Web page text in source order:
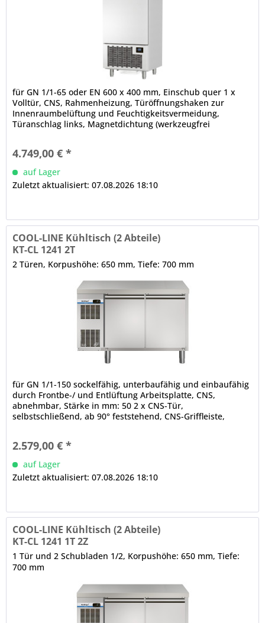
für GN 1/1-65 oder EN 600 x 400 mm, Einschub quer 1 x
Volltür, CNS, Rahmenheizung, Türöffnungshaken zur
Innenraumbelüftung und Feuchtigkeitsvermeidung,
Türanschlag links, Magnetdichtung (werkzeugfrei
des Zyklus, Warnsignale bei Fehlfunktion
Standardprogramme,...
4.749,00 € *
auf Lager
Zuletzt aktualisiert: 07.08.2026 18:10
COOL-LINE Kühltisch (2 Abteile)
KT-CL 1241 2T
2 Türen, Korpushöhe: 650 mm, Tiefe: 700 mm
für GN 1/1-150 sockelfähig, unterbaufähig und einbaufähig
durch Frontbe-/ und Entlüftung Arbeitsplatte, CNS,
abnehmbar, Stärke in mm: 50 2 x CNS-Tür,
selbstschließend, ab 90° feststehend, CNS-Griffleiste,
elektronische Steuerung (in der Frontblende) automatische
Abtauung (auch...
2.579,00 € *
auf Lager
Zuletzt aktualisiert: 07.08.2026 18:10
COOL-LINE Kühltisch (2 Abteile)
KT-CL 1241 1T 2Z
1 Tür und 2 Schubladen 1/2, Korpushöhe: 650 mm, Tiefe:
700 mm